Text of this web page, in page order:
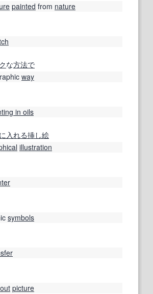
painted from nature
な方法で
way
in oils
入れる挿し絵
illustration
symbols
picture